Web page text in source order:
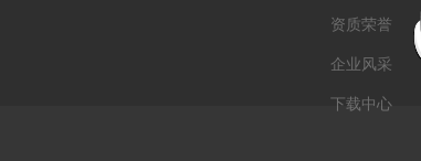
资质荣誉
企业风采
下载中心